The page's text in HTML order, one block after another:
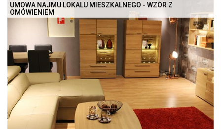
UMOWA NAJMU LOKALU MIESZKALNEGO - WZÓR Z
OMÓWIENIEM